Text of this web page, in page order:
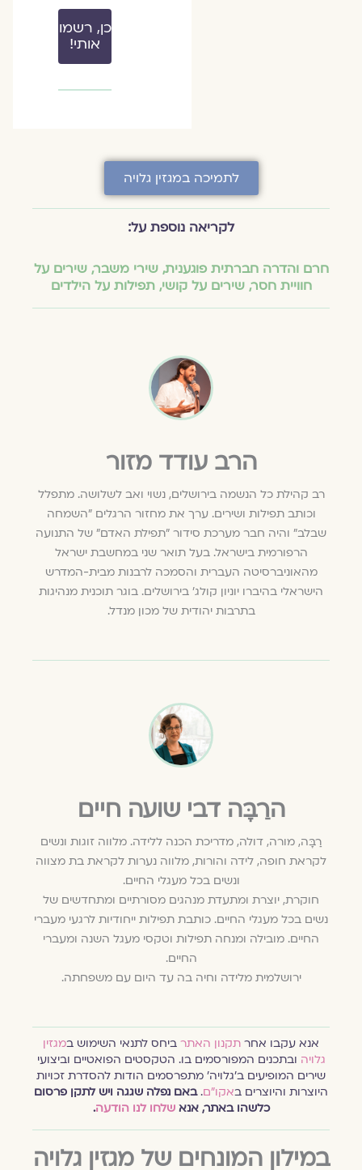
כן, רשמו
אותי!
לתמיכה במגזין גלויה
לקריאה נוספת על:
חרם והדרה חברתית פוגענית,שירי משבר,שירים על
חוויית חסר,שירים על קושי,תפילות על הילדים
הרב עודד מזור
רב קהילת כל הנשמה בירושלים, נשוי ואב לשלושה. מתפלל
וכותב תפילות ושירים. ערך את מחזור הרגלים "השמחה
שבלב" והיה חבר מערכת סידור "תפילת האדם" של התנועה
הרפורמית בישראל. בעל תואר שני במחשבת ישראל
מהאוניברסיטה העברית והסמכה לרבנות מבית-המדרש
הישראלי בהיברו יוניון קולג' בירושלים. בוגר תוכנית מנהיגות
בתרבות יהודית של מכון מנדל.
הרַבָּה דבי שועה חיים
רַבָּה, מורה, דולה, מדריכת הכנה ללידה. מלווה זוגות ונשים
לקראת חופה, לידה והורות, מלווה נערות לקראת בת מצווה
ונשים בכל מעגלי החיים.
חוקרת, יוצרת ומתעדת מנהגים מסורתיים ומתחדשים של
נשים בכל מעגלי החיים. כותבת תפילות ייחודיות לרגעי מעברי
החיים. מובילה ומנחה תפילות וטקסי מעגל השנה ומעברי
החיים.
ירושלמית מלידה וחיה בה עד היום עם משפחתה.
אנא עקבו אחרתקנון האתרביחס לתנאי השימוש ב מגזין
גלויהובתכנים המפורסמים בו. הטקסטים הפואטיים וביצועי
שירים המופיעים ב׳גלויה׳ מתפרסמים הודות להסדרת זכויות
היוצרות והיוצרים ב אקו״ם.באם נפלה שגגה ויש לתקן פרסום
כלשהו באתר, אנאשלחו לנו הודעה.
במילון המונחים של מגזין גלויה